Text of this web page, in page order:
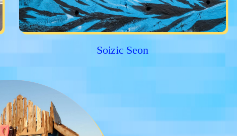
Soizic Seon